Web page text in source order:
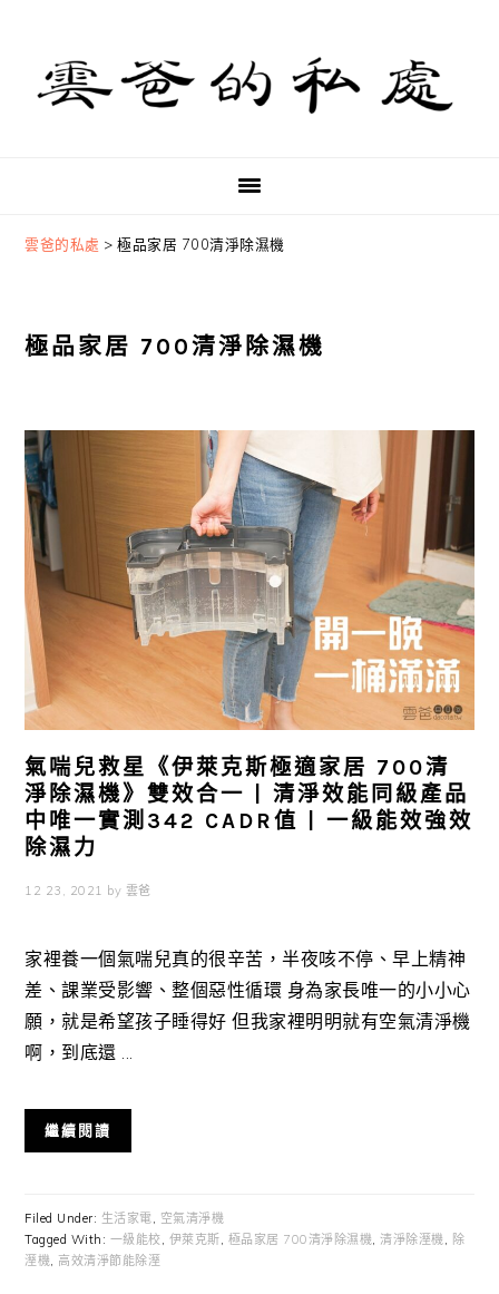
primary
navigation
content
primary
sidebar
雲爸的私處 >極品家居 700清淨除濕機
極品家居 700清淨除濕機
氣喘兒救星《伊萊克斯極適家居 700清
淨除濕機》雙效合一 | 清淨效能同級產品
中唯一實測342 CADR值 | 一級能效強效
除濕力
12 23, 2021 by 雲爸
家裡養一個氣喘兒真的很辛苦，半夜咳不停、早上精神
差、課業受影響、整個惡性循環 身為家長唯一的小小心
願，就是希望孩子睡得好 但我家裡明明就有空氣清淨機
啊，到底還 ...
繼續閱讀
Filed Under: 生活家電
空氣清淨機
Tagged With: 一級能校 伊萊克斯 極品家居 700清淨除濕機 清淨除溼機
除
溼機
高效清淨節能除溼